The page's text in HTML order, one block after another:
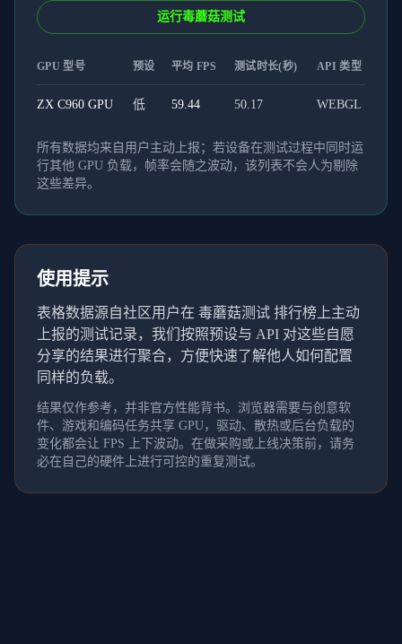
运行毒蘑菇测试
GPU 型号 预设 平均 FPS 测试时长(秒) API 类型
ZX C960 GPU 低 59.44 50.17 WEBGL
所有数据均来自用户主动上报；若设备在测试过程中同时运
行其他 GPU 负载，帧率会随之波动，该列表不会人为剔除
这些差异。
使用提示
表格数据源自社区用户在 毒蘑菇测试 排行榜上主动
上报的测试记录，我们按照预设与 API 对这些自愿
分享的结果进行聚合，方便快速了解他人如何配置
同样的负载。
结果仅作参考，并非官方性能背书。浏览器需要与创意软
件、游戏和编码任务共享 GPU，驱动、散热或后台负载的
变化都会让 FPS 上下波动。在做采购或上线决策前，请务
必在自己的硬件上进行可控的重复测试。